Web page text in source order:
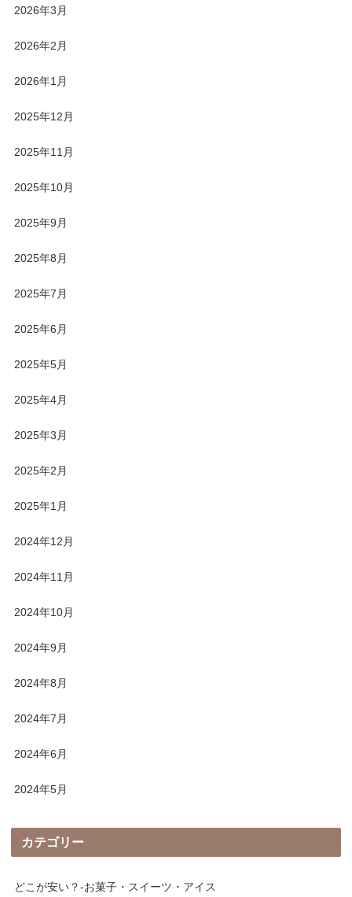
2026年3月
2026年2月
2026年1月
2025年12月
2025年11月
2025年10月
2025年9月
2025年8月
2025年7月
2025年6月
2025年5月
2025年4月
2025年3月
2025年2月
2025年1月
2024年12月
2024年11月
2024年10月
2024年9月
2024年8月
2024年7月
2024年6月
2024年5月
カテゴリー
どこが安い？-お菓子・スイーツ・アイス